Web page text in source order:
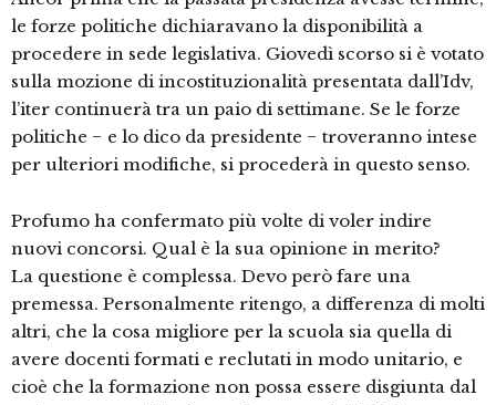
le forze politiche dichiaravano la disponibilità a
procedere in sede legislativa. Giovedì scorso si è votato
sulla mozione di incostituzionalità presentata dall’Idv,
l’iter continuerà tra un paio di settimane. Se le forze
politiche − e lo dico da presidente − troveranno intese
per ulteriori modifiche, si procederà in questo senso.
Profumo ha confermato più volte di voler indire
nuovi concorsi. Qual è la sua opinione in merito?
La questione è complessa. Devo però fare una
premessa. Personalmente ritengo, a differenza di molti
altri, che la cosa migliore per la scuola sia quella di
avere docenti formati e reclutati in modo unitario, e
cioè che la formazione non possa essere disgiunta dal